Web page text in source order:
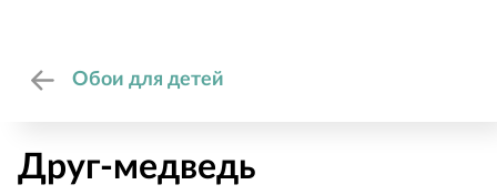
Обои для детей
Друг-медведь